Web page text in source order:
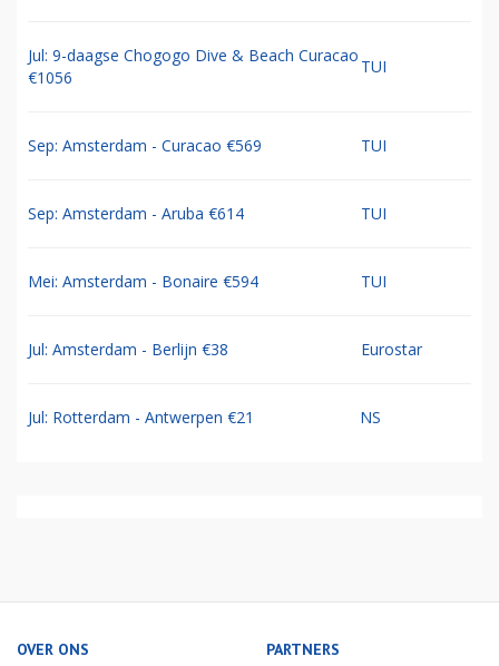
Jul: 9-daagse Chogogo Dive & Beach Curacao
€1056
TUI
Sep: Amsterdam - Curacao €569 TUI
Sep: Amsterdam - Aruba €614 TUI
Mei: Amsterdam - Bonaire €594 TUI
Jul: Amsterdam - Berlijn €38 Eurostar
Jul: Rotterdam - Antwerpen €21 NS
OVER ONS PARTNERS